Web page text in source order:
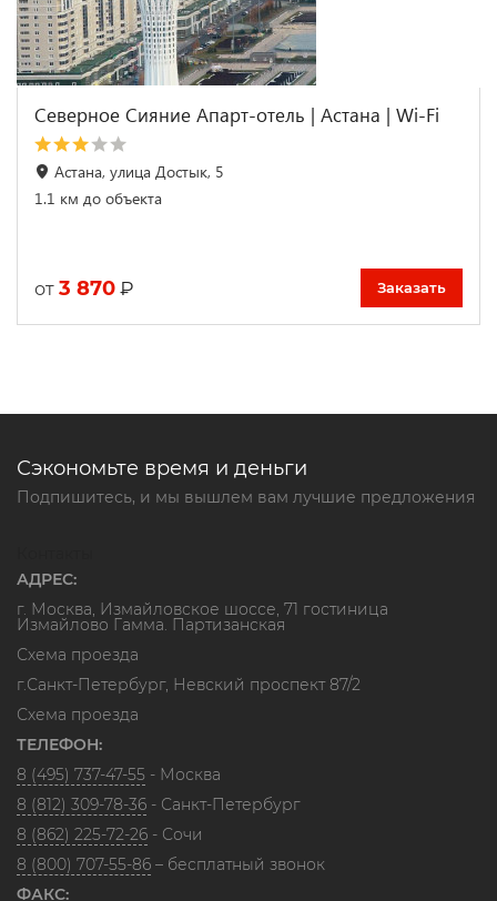
Северное Сияние Апарт-отель | Астана | Wi-Fi
Астана, улица Достык, 5
1.1 км до объекта
от 3 870 ₽ Заказать
Сэкономьте время и деньги
Подпишитесь, и мы вышлем вам лучшие предложения
АДРЕС:
г. Москва, Измайловское шоссе, 71 гостиница
Измайлово Гамма. Партизанская
Схема проезда
г.Санкт-Петербург, Невский проспект 87/2
Схема проезда
ТЕЛЕФОН:
8 (495) 737-47-55 - Москва
8 (812) 309-78-36 - Санкт-Петербург
8 (862) 225-72-26 - Сочи
8 (800) 707-55-86 – бесплатный звонок
ФАКС: